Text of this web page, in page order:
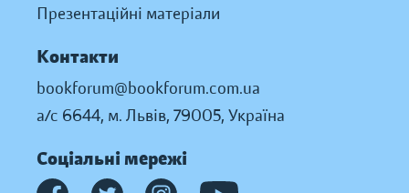
Презентаційні матеріали
Контакти
bookforum@bookforum.com.ua
а/с 6644, м. Львів, 79005, Україна
Соціальні мережі